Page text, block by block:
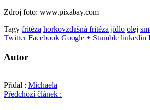
Zdroj foto: www.pixabay.com
Tagy fritéza horkovzdušná fritéza jídlo olej
Twitter Facebook Google + Stumble linkedin
Autor
Přidal : Michaela
Předchozí článek :